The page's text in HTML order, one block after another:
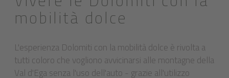
mobilità dolce
L'esperienza Dolomiti con la mobilità dolce è rivolta a
tutti coloro che vogliono avvicinarsi alle montagne della
Val d'Ega senza l'uso dell'auto - grazie all'utilizzo